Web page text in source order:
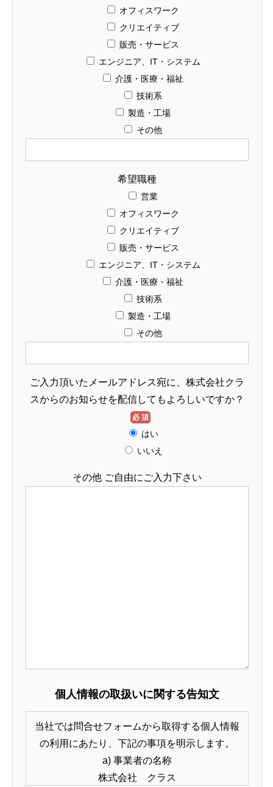
オフィスワーク
クリエイティブ
販売・サービス
エンジニア、IT・システム
介護・医療・福祉
技術系
製造・工場
その他
希望職種
営業
オフィスワーク
クリエイティブ
販売・サービス
エンジニア、IT・システム
介護・医療・福祉
技術系
製造・工場
その他
ご入力頂いたメールアドレス宛に、株式会社クラ
スからのお知らせを配信してもよろしいですか？
必須
はい
いいえ
その他 ご自由にご入力下さい
個人情報の取扱いに関する告知文
当社では問合せフォームから取得する個人情報
の利用にあたり、下記の事項を明示します。
a) 事業者の名称
株式会社 クラス